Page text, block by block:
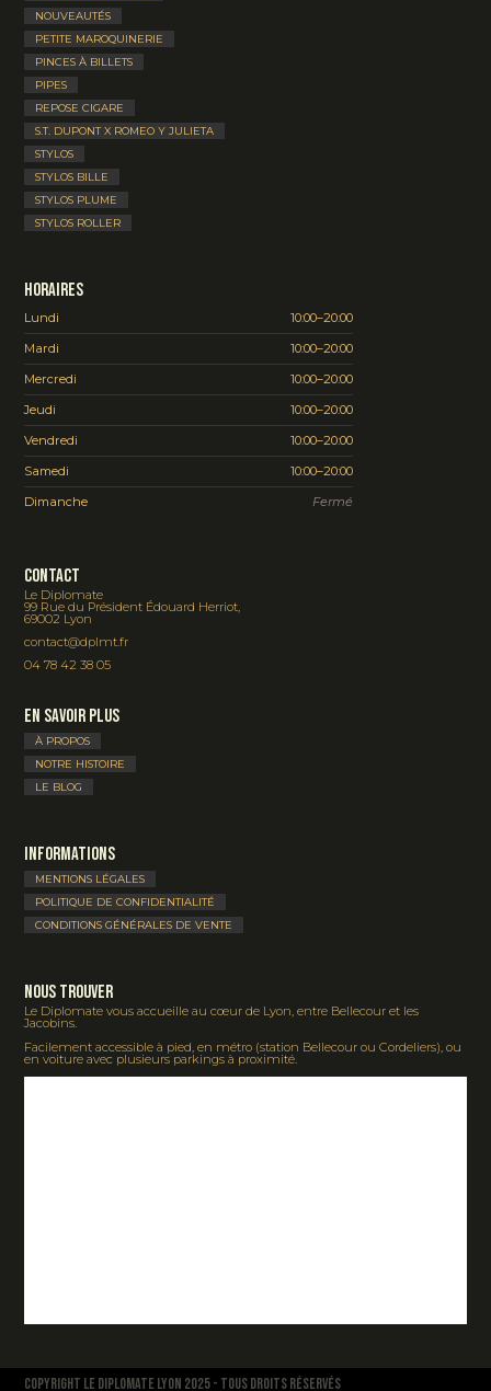
NOUVEAUTÉS
PETITE MAROQUINERIE
PINCES À BILLETS
PIPES
REPOSE CIGARE
S.T. DUPONT X ROMEO Y JULIETA
STYLOS
STYLOS BILLE
STYLOS PLUME
STYLOS ROLLER
Horaires
Lundi
10:00–20:00
Mardi
10:00–20:00
Mercredi
10:00–20:00
Jeudi
10:00–20:00
Vendredi
10:00–20:00
Samedi
10:00–20:00
Dimanche
Fermé
Contact
Le Diplomate
99 Rue du Président Édouard Herriot,
69002 Lyon
contact@dplmt.fr
04 78 42 38 05
En savoir plus
À PROPOS
NOTRE HISTOIRE
LE BLOG
Informations
MENTIONS LÉGALES
POLITIQUE DE CONFIDENTIALITÉ
CONDITIONS GÉNÉRALES DE VENTE
Nous Trouver
Le Diplomate vous accueille au cœur de Lyon, entre Bellecour et les
Jacobins.
Facilement accessible à pied, en métro (station Bellecour ou Cordeliers), ou
en voiture avec plusieurs parkings à proximité.
COPYRIGHT LE DIPLOMATE LYON 2025 - TOUS DROITS RÉSERVÉS